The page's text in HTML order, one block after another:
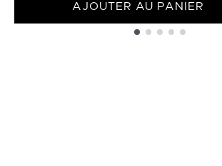
AJOUTER AU PANIER